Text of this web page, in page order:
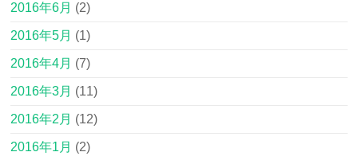
2016年6月 (2)
2016年5月 (1)
2016年4月 (7)
2016年3月 (11)
2016年2月 (12)
2016年1月 (2)